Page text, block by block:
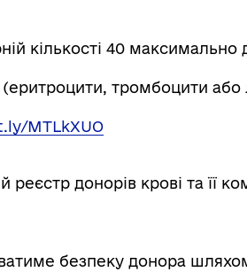
кількості 40
тромбоцити або
MTLkXUO
реєстр донорів крові та її
безпеку донора